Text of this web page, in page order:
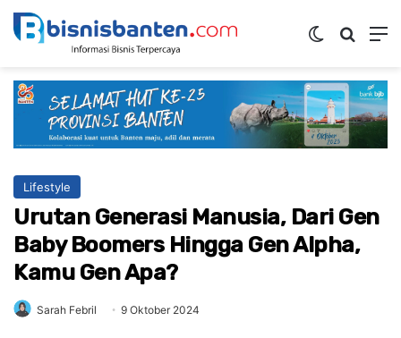
Switch skin
Lifestyle
Urutan Generasi Manusia, Dari Gen
Baby Boomers Hingga Gen Alpha,
Kamu Gen Apa?
Sarah Febril 9 Oktober 2024